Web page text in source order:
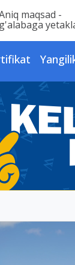
maqsad -
g'alabaga